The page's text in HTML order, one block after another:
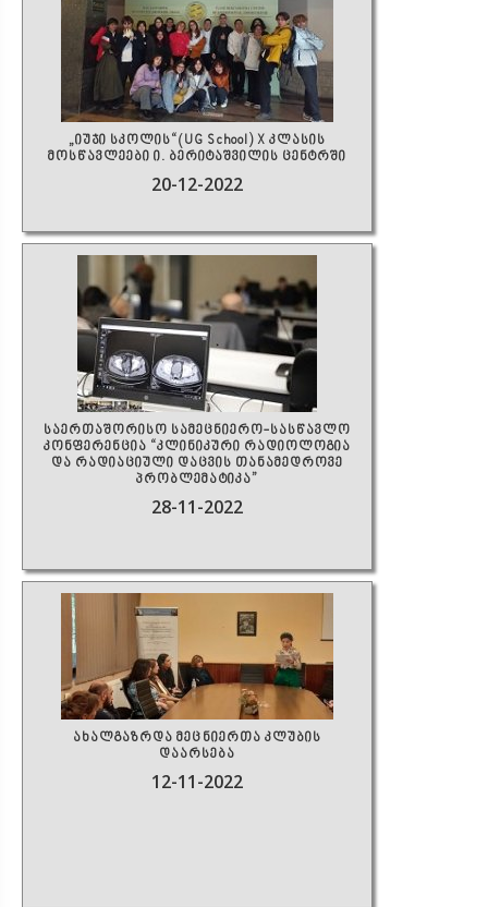
„იუჯი სკოლის“(UG School) X კლასის
მოსწავლეები ი. ბერიტაშვილის ცენტრში
20-12-2022
საერთაშორისო სამეცნიერო-სასწავლო
კონფერენცია “კლინიკური რადიოლოგია
და რადიაციული დაცვის თანამედროვე
პრობლემატიკა”
28-11-2022
ახალგაზრდა მეცნიერთა კლუბის
დაარსება
12-11-2022